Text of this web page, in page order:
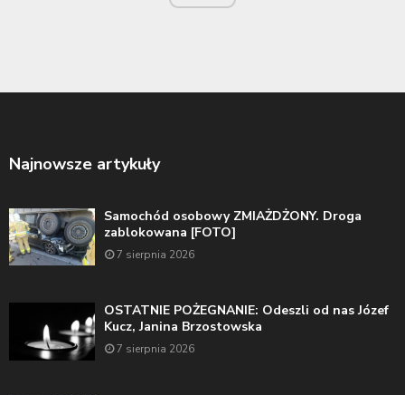
Najnowsze artykuły
Samochód osobowy ZMIAŻDŻONY. Droga
zablokowana [FOTO]
7 sierpnia 2026
OSTATNIE POŻEGNANIE: Odeszli od nas Józef
Kucz, Janina Brzostowska
7 sierpnia 2026